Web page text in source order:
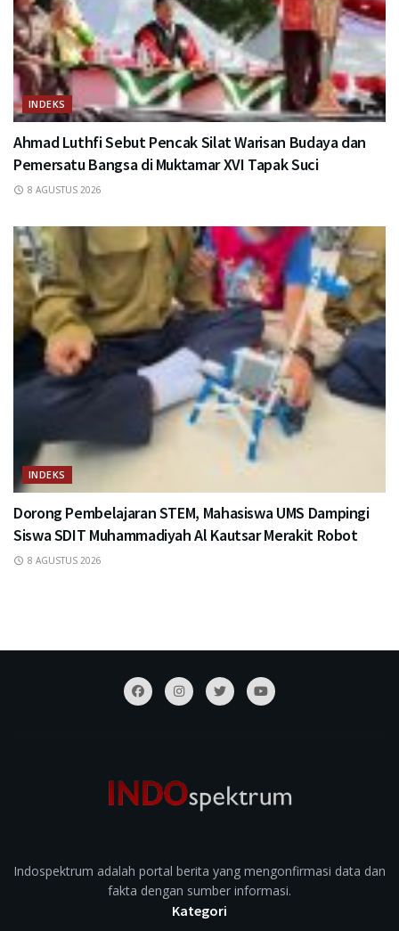
INDEKS
Ahmad Luthfi Sebut Pencak Silat Warisan Budaya dan
Pemersatu Bangsa di Muktamar XVI Tapak Suci
8 AGUSTUS 2026
INDEKS
Dorong Pembelajaran STEM, Mahasiswa UMS Dampingi
Siswa SDIT Muhammadiyah Al Kautsar Merakit Robot
8 AGUSTUS 2026
Indospektrum adalah portal berita yang mengonfirmasi data dan
fakta dengan sumber informasi.
Kategori